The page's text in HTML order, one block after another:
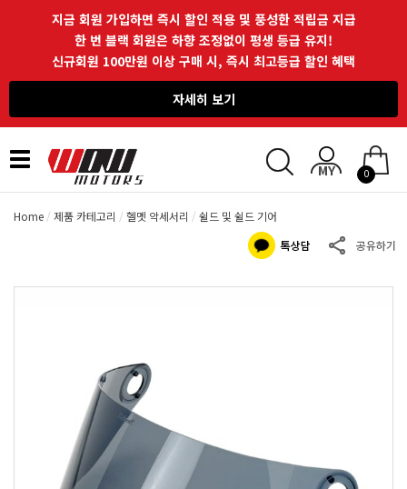
지금 회원 가입하면 즉시 할인 적용 및 풍성한 적립금 지급
한 번 블랙 회원은 하향 조정없이 평생 등급 유지!
신규회원 100만원 이상 구매 시, 즉시 최고등급 할인 혜택
자세히 보기
Toggle
navigation
0
Home 제품 카테고리 헬멧 악세서리 쉴드 및 쉴드 기어